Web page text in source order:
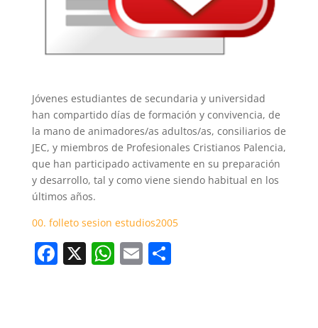
Jóvenes estudiantes de secundaria y universidad
han compartido días de formación y convivencia, de
la mano de animadores/as adultos/as, consiliarios de
JEC, y miembros de Profesionales Cristianos Palencia,
que han participado activamente en su preparación
y desarrollo, tal y como viene siendo habitual en los
últimos años.
00. folleto sesion estudios2005
F X W E C